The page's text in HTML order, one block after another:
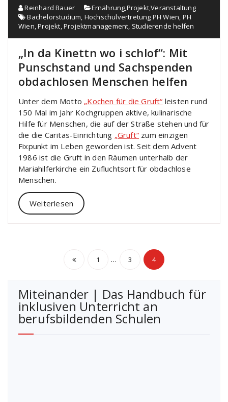
Reinhard Bauer Ernährung,Projekt,Veranstaltung
Bachelorstudium, Hochschulvertretung PH Wien, PH
Wien,Projekt,Projektmanagement, Studierende helfen
„In da Kinettn wo i schlof“: Mit
Punschstand und Sachspenden
obdachlosen Menschen helfen
Unter dem Motto „Kochen für die Gruft“ leisten rund
150 Mal im Jahr Kochgruppen aktive, kulinarische
Hilfe für Menschen, die auf der Straße stehen und für
die die Caritas-Einrichtung „Gruft“ zum einzigen
Fixpunkt im Leben geworden ist. Seit dem Advent
1986 ist die Gruft in den Räumen unterhalb der
Mariahilferkirche ein Zufluchtsort für obdachlose
Menschen.
Weiterlesen
Beiträge
1 … 3 4
Miteinander | Das Handbuch für
inklusiven Unterricht an
berufsbildenden Schulen